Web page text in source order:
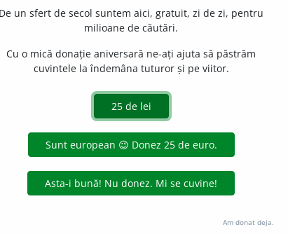
preocupat.
acțiuni
Copyright © 2004-2026 dexonline (https://dexonline.ro)
de pe acest site, inclusiv prin orice metode de extragere automată
prealabil scris, cu excepția seturilor de date oferite oficial spre utilizare
Hosterion
De un sfert de secol suntem aici, gratuit, zi de zi, pentru
milioane de căutări.
Cu o mică donație aniversară ne-ați ajuta să păstrăm
cuvintele la îndemâna tuturor și pe viitor.
Am donat deja.